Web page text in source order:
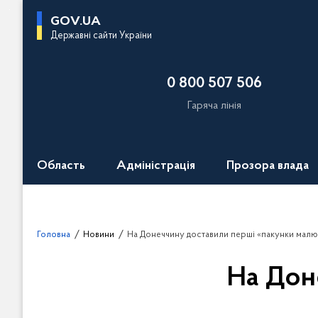
GOV.UA
Державні сайти України
0 800 507 506
Гаряча лінія
Область Адміністрація Прозора влада
Головна Новини На Донеччину доставили перші «пакунки
На